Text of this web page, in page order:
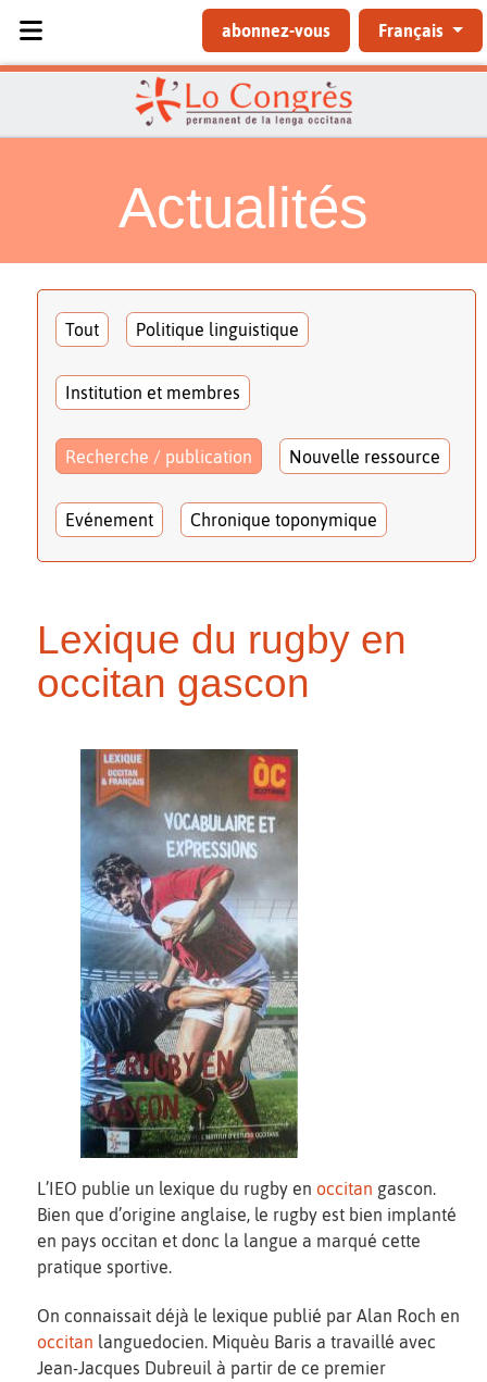
abonnez-vous Français
Actualités
Tout Politique linguistique
Institution et membres
Recherche / publication Nouvelle ressource
Evénement Chronique toponymique
Lexique du rugby en
occitan gascon
L’IEO publie un lexique du rugby en occitan gascon.
Bien que d’origine anglaise, le rugby est bien implanté
en pays occitan et donc la langue a marqué cette
pratique sportive.
On connaissait déjà le lexique publié par Alan Roch en
occitan languedocien. Miquèu Baris a travaillé avec
Jean-Jacques Dubreuil à partir de ce premier